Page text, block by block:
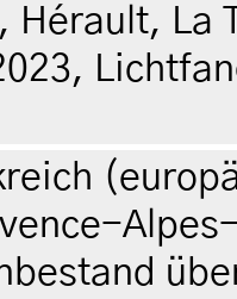
Hérault, La